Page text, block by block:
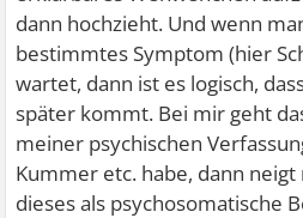
dann hochzieht. Und wenn
bestimmtes Symptom (hier
wartet, dann ist es logisch,
später kommt. Bei mir geht
meiner psychischen
Kummer etc. habe, dann
dieses als psychosomatische